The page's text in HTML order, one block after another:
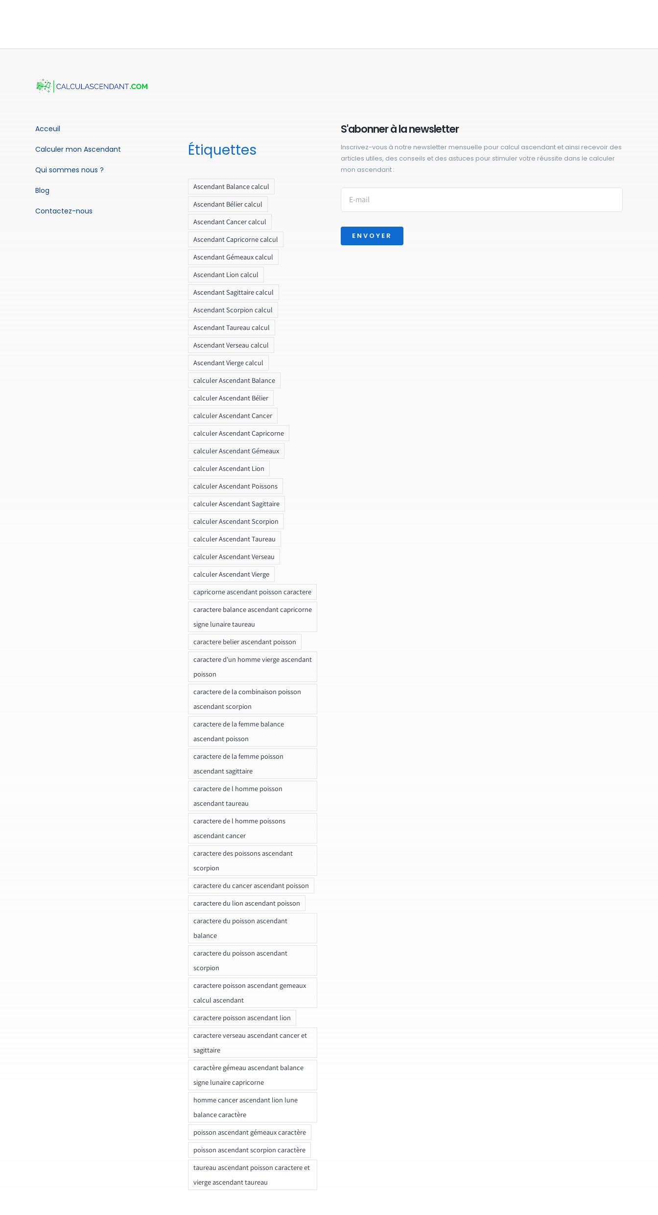
Acceuil
Calculer mon Ascendant
Qui sommes nous ?
Blog
Contactez-nous
Étiquettes
Ascendant Balance calcul
Ascendant Bélier calcul
Ascendant Cancer calcul
Ascendant Capricorne calcul
Ascendant Gémeaux calcul
Ascendant Lion calcul
Ascendant Sagittaire calcul
Ascendant Scorpion calcul
Ascendant Taureau calcul
Ascendant Verseau calcul
Ascendant Vierge calcul
calculer Ascendant Balance
calculer Ascendant Bélier
calculer Ascendant Cancer
calculer Ascendant Capricorne
calculer Ascendant Gémeaux
calculer Ascendant Lion
calculer Ascendant Poissons
calculer Ascendant Sagittaire
calculer Ascendant Scorpion
calculer Ascendant Taureau
calculer Ascendant Verseau
calculer Ascendant Vierge
capricorne ascendant poisson caractere
caractere balance ascendant capricorne
signe lunaire taureau
caractere belier ascendant poisson
caractere d'un homme vierge ascendant
poisson
caractere de la combinaison poisson
ascendant scorpion
caractere de la femme balance
ascendant poisson
caractere de la femme poisson
ascendant sagittaire
caractere de l homme poisson
ascendant taureau
caractere de l homme poissons
ascendant cancer
caractere des poissons ascendant
scorpion
caractere du cancer ascendant poisson
caractere du lion ascendant poisson
caractere du poisson ascendant
balance
caractere du poisson ascendant
scorpion
caractere poisson ascendant gemeaux
calcul ascendant
caractere poisson ascendant lion
caractere verseau ascendant cancer et
sagittaire
caractère gémeau ascendant balance
signe lunaire capricorne
homme cancer ascendant lion lune
balance caractère
poisson ascendant gémeaux caractère
poisson ascendant scorpion caractère
taureau ascendant poisson caractere et
vierge ascendant taureau
S'abonner à la newsletter
Inscrivez-vous à notre newsletter mensuelle pour calcul ascendant et ainsi recevoir des
articles utiles, des conseils et des astuces pour stimuler votre réussite dans le calculer
mon ascendant :
ENVOYER